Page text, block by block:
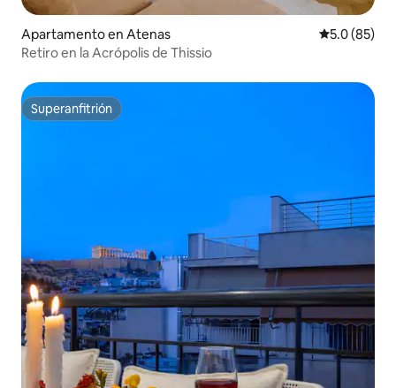
Apartamento en Atenas Calificación
5.0 (85)
Retiro en la Acrópolis de Thissio
Superanfitrión
Superanfitrión